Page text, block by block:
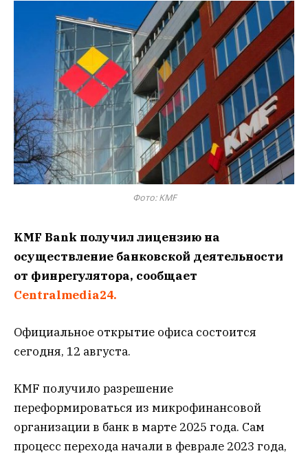
Фото: KMF
KMF Bank получил лицензию на
осуществление банковской деятельности
от финрегулятора, сообщает
Centralmedia24.
Официальное открытие офиса состоится
сегодня, 12 августа.
KMF получило разрешение
переформироваться из микрофинансовой
организации в банк в марте 2025 года. Сам
процесс перехода начали в феврале 2023 года,